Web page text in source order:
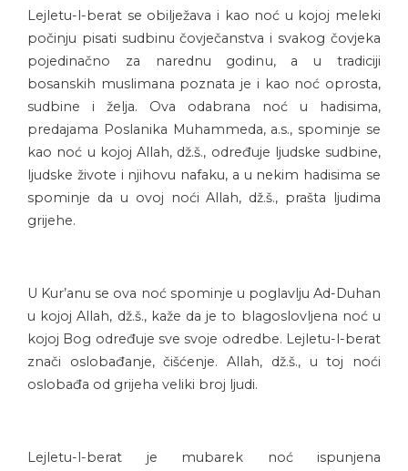
Lejletu-l-berat se obilježava i kao noć u kojoj meleki
počinju pisati sudbinu čovječanstva i svakog čovjeka
pojedinačno za narednu godinu, a u tradiciji
bosanskih muslimana poznata je i kao noć oprosta,
sudbine i želja. Ova odabrana noć u hadisima,
predajama Poslanika Muhammeda, a.s., spominje se
kao noć u kojoj Allah, dž.š., određuje ljudske sudbine,
ljudske živote i njihovu nafaku, a u nekim hadisima se
spominje da u ovoj noći Allah, dž.š., prašta ljudima
grijehe.
U Kur’anu se ova noć spominje u poglavlju Ad-Duhan
u kojoj Allah, dž.š., kaže da je to blagoslovljena noć u
kojoj Bog određuje sve svoje odredbe. Lejletu-l-berat
znači oslobađanje, čišćenje. Allah, dž.š., u toj noći
oslobađa od grijeha veliki broj ljudi.
Lejletu-l-berat je mubarek noć ispunjena